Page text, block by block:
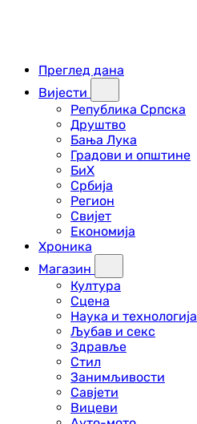
Преглед дана
Вијести
Република Српска
Друштво
Бања Лука
Градови и општине
БиХ
Србија
Регион
Свијет
Економија
Хроника
Магазин
Култура
Сцена
Наука и технологија
Љубав и секс
Здравље
Стил
Занимљивости
Савјети
Вицеви